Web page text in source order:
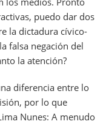
puedo dar dos
la dictadura cívico-
falsa negación del
la atención?
diferencia entre lo
por lo que
Nunes: A menudo